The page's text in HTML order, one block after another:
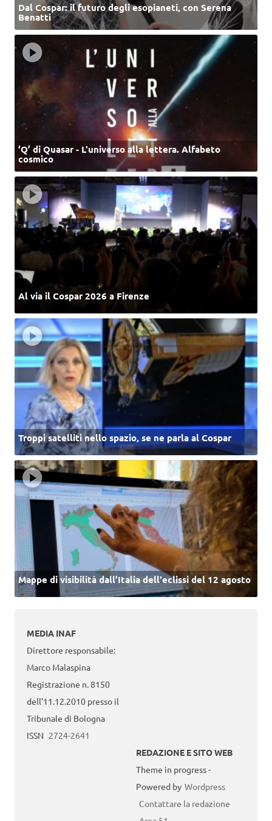
Dal Cospar: il futuro degli esopianeti, con Serena
Benatti
‘Q’ di Quasar - L'universo alla lettera. Alfabeto
cosmico
Al via il Cospar 2026 a Firenze
Troppi satelliti nello spazio, se ne parla al Cospar
Mappe di visibilità dall’Italia dell'eclissi del 12 agosto
MEDIA INAF
Direttore responsabile:
Marco Malaspina
Registrazione n. 8150
dell’11.12.2010 presso il
Tribunale di Bologna
ISSN 2724-2641
REDAZIONE E SITO WEB
Theme in progress -
Powered by Wordpress
Contattare la redazione